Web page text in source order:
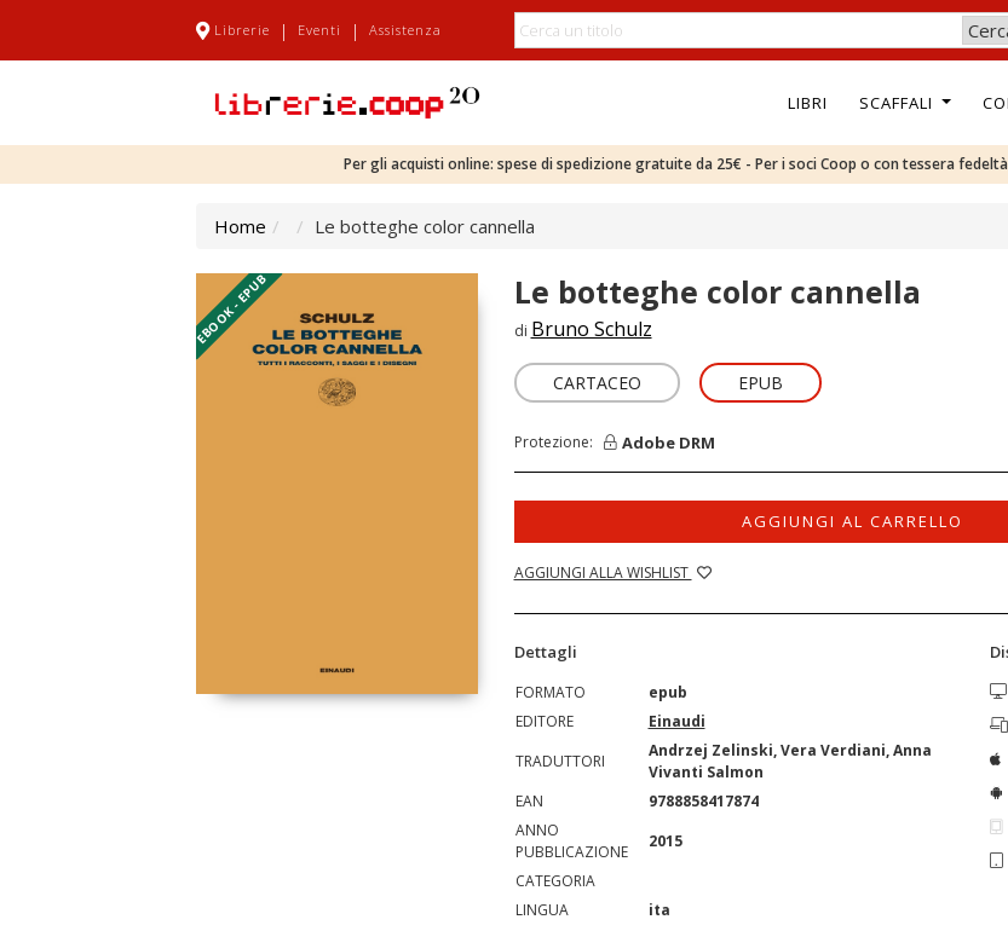
Librerie | Eventi | Assistenza
LIBRI SCAFFALI
Per gli acquisti online: spese di spedizione gratuite da 25€ - Per i soci Coop o con tessera
Home Le botteghe color cannella
EBOOK - EPUB Le botteghe color cannella
di Bruno Schulz
CARTACEO EPUB
Protezione: Adobe DRM
AGGIUNGI AL CARRELLO
AGGIUNGI ALLA WISHLIST
Dettagli
FORMATO
epub
EDITORE
Einaudi
TRADUTTORI
Andrzej Zelinski, Vera Verdiani, Anna
Vivanti Salmon
EAN
9788858417874
ANNO
PUBBLICAZIONE
2015
CATEGORIA
LINGUA
ita